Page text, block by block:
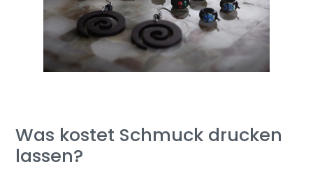
Was kostet Schmuck drucken
lassen?